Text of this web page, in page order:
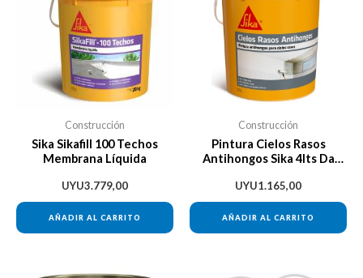
Construcción
Sika Sikafill 100 Techos
Membrana Líquida
UYU3.779,00
AÑADIR AL CARRITO
Construcción
Pintura Cielos Rasos
Antihongos Sika 4lts Da
UYU1.165,00
AÑADIR AL CARRITO